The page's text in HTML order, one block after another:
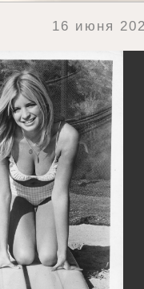
16 июня